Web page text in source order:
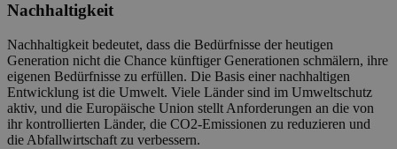
Nachhaltigkeit
Nachhaltigkeit bedeutet, dass die Bedürfnisse der heutigen
Generation nicht die Chance künftiger Generationen schmälern, ihre
eigenen Bedürfnisse zu erfüllen. Die Basis einer nachhaltigen
Entwicklung ist die Umwelt. Viele Länder sind im Umweltschutz
aktiv, und die Europäische Union stellt Anforderungen an die von
ihr kontrollierten Länder, die CO2-Emissionen zu reduzieren und
die Abfallwirtschaft zu verbessern.